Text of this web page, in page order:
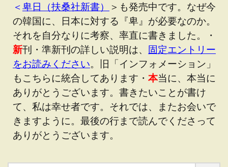
＜卑日（扶桑社新書）
＞も発売中です。なぜ今
の韓国に、日本に対する『卑』が必要なのか。
それを自分なりに考察、率直に書きました。・
新刊・準新刊の詳しい説明は、 固定エントリー
をお読みください。旧「インフォメーション」
もこちらに統合してあります・ 本当に、本当に
ありがとうございます。書きたいことが書け
て、私は幸せ者です。それでは、またお会いで
きますように。最後の行まで読んでくださって
ありがとうございます。